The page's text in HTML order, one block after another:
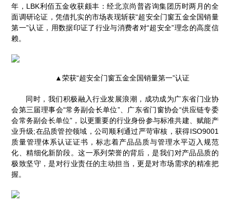
年，LBK利佰五金收获颇丰：经北京尚普咨询集团历时两月的全
面调研论证，凭借扎实的市场表现斩获“超安全门窗五金全国销量
第一”认证，用数据印证了行业与消费者对“超安全”理念的高度信
赖。
▲荣获“超安全门窗五金全国销量第一”认证
同时，我们积极融入行业发展浪潮，成功成为广东省门业协
会第三届理事会“常务副会长单位”、广东省门窗协会“供应链专委
会常务副会长单位”，以更重要的行业身份参与标准共建、赋能产
业升级;在品质管控领域，公司顺利通过严苛审核，获得ISO9001
质量管理体系认证证书，标志着产品品质与管理水平迈入规范
化、精细化新阶段。这一系列荣誉的背后，是我们对产品品质的
极致坚守，是对行业责任的主动担当，更是对市场需求的精准把
握。